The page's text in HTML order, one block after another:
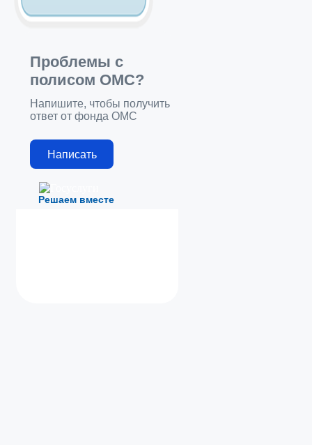
Решаем вместе
Проблемы с
полисом ОМС?
Напишите, чтобы получить
ответ от фонда ОМС
Написать